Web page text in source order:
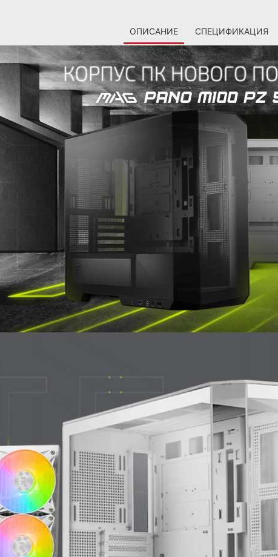
ОПИСАНИЕ СПЕЦИФИКАЦИЯ